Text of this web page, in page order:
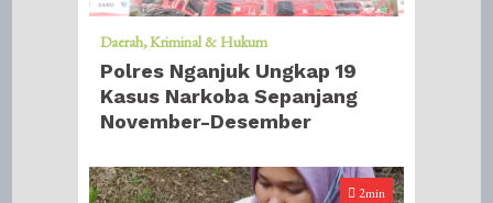
Daerah Kriminal & Hukum
Polres Nganjuk Ungkap 19
Kasus Narkoba Sepanjang
November-Desember
2min